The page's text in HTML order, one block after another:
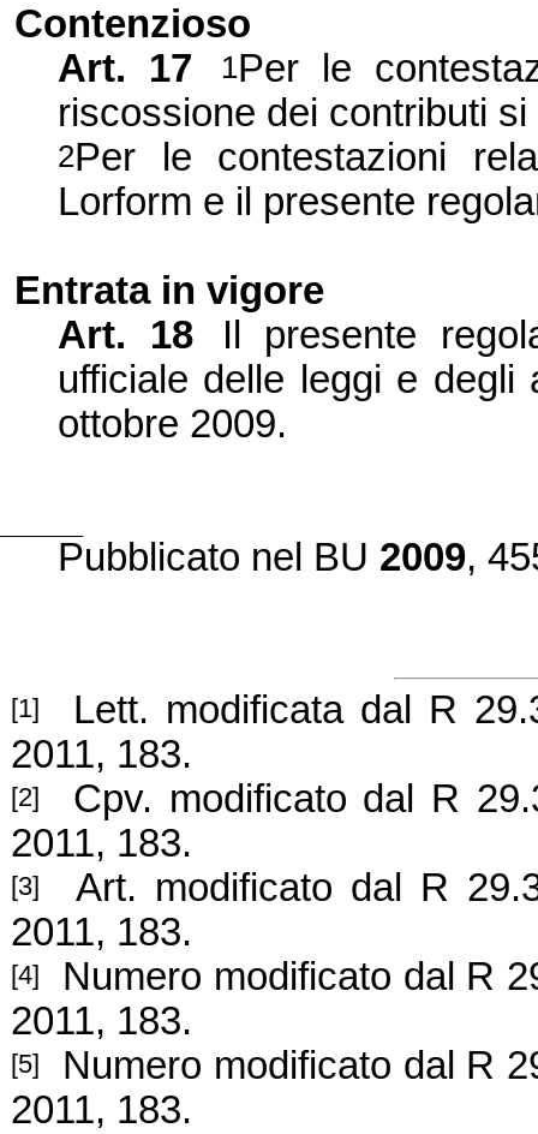
Contenzioso
Art. 17
1Per le
riscossione dei contributi
2Per le contestazioni
Lorform e il presente regola
Entrata in vigore
Art. 18
Il presente
ufficiale delle leggi e
ottobre 2009.
Pubblicato nel BU 2009,
[1]
Lett. modificata dal R
2011, 183.
[2] Cpv. modificato dal R
2011, 183.
[3] Art. modificato dal R
2011, 183.
[4] Numero modificato dal R
2011, 183.
[5] Numero modificato dal R
2011, 183.